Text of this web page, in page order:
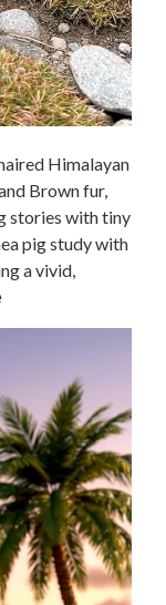
Himalayan
Brown fur,
stories with tiny
pig study with
a vivid,